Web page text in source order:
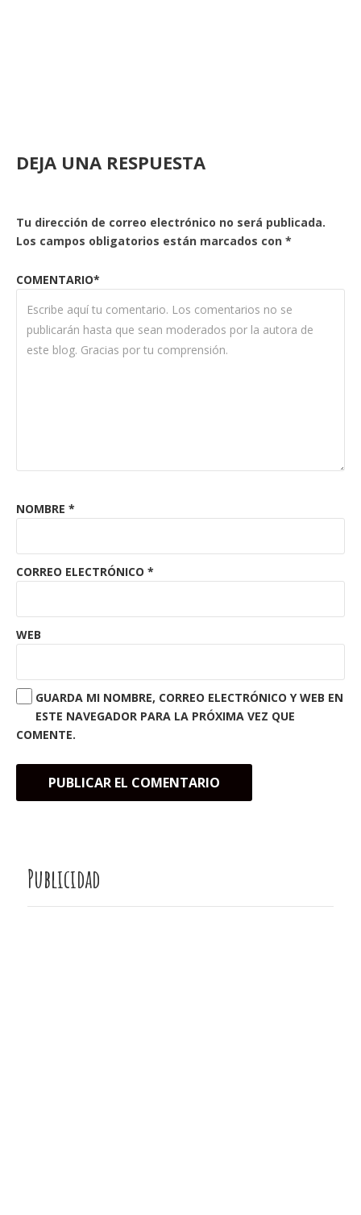
DEJA UNA RESPUESTA
Tu dirección de correo electrónico no será publicada.
Los campos obligatorios están marcados con *
COMENTARIO*
NOMBRE *
CORREO ELECTRÓNICO *
WEB
GUARDA MI NOMBRE, CORREO ELECTRÓNICO Y WEB EN
ESTE NAVEGADOR PARA LA PRÓXIMA VEZ QUE
COMENTE.
Publicidad